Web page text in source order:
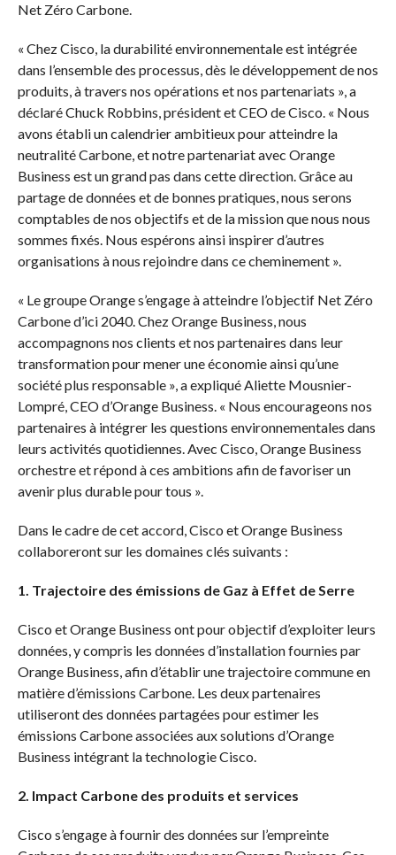
Net Zéro Carbone.
« Chez Cisco, la durabilité environnementale est intégrée
dans l’ensemble des processus, dès le développement de nos
produits, à travers nos opérations et nos partenariats », a
déclaré Chuck Robbins, président et CEO de Cisco. « Nous
avons établi un calendrier ambitieux pour atteindre la
neutralité Carbone, et notre partenariat avec Orange
Business est un grand pas dans cette direction. Grâce au
partage de données et de bonnes pratiques, nous serons
comptables de nos objectifs et de la mission que nous nous
sommes fixés. Nous espérons ainsi inspirer d’autres
organisations à nous rejoindre dans ce cheminement ».
« Le groupe Orange s’engage à atteindre l’objectif Net Zéro
Carbone d’ici 2040. Chez Orange Business, nous
accompagnons nos clients et nos partenaires dans leur
transformation pour mener une économie ainsi qu’une
société plus responsable », a expliqué Aliette Mousnier-
Lompré, CEO d’Orange Business. « Nous encourageons nos
partenaires à intégrer les questions environnementales dans
leurs activités quotidiennes. Avec Cisco, Orange Business
orchestre et répond à ces ambitions afin de favoriser un
avenir plus durable pour tous ».
Dans le cadre de cet accord, Cisco et Orange Business
collaboreront sur les domaines clés suivants :
1. Trajectoire des émissions de Gaz à Effet de Serre
Cisco et Orange Business ont pour objectif d’exploiter leurs
données, y compris les données d’installation fournies par
Orange Business, afin d’établir une trajectoire commune en
matière d’émissions Carbone. Les deux partenaires
utiliseront des données partagées pour estimer les
émissions Carbone associées aux solutions d’Orange
Business intégrant la technologie Cisco.
2. Impact Carbone des produits et services
Cisco s’engage à fournir des données sur l’empreinte